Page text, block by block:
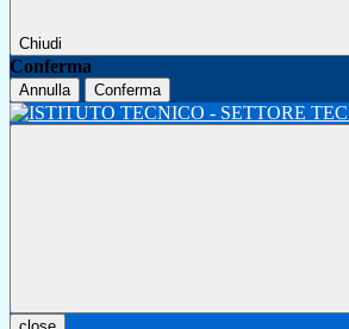
Chiudi
Conferma
Annulla Conferma